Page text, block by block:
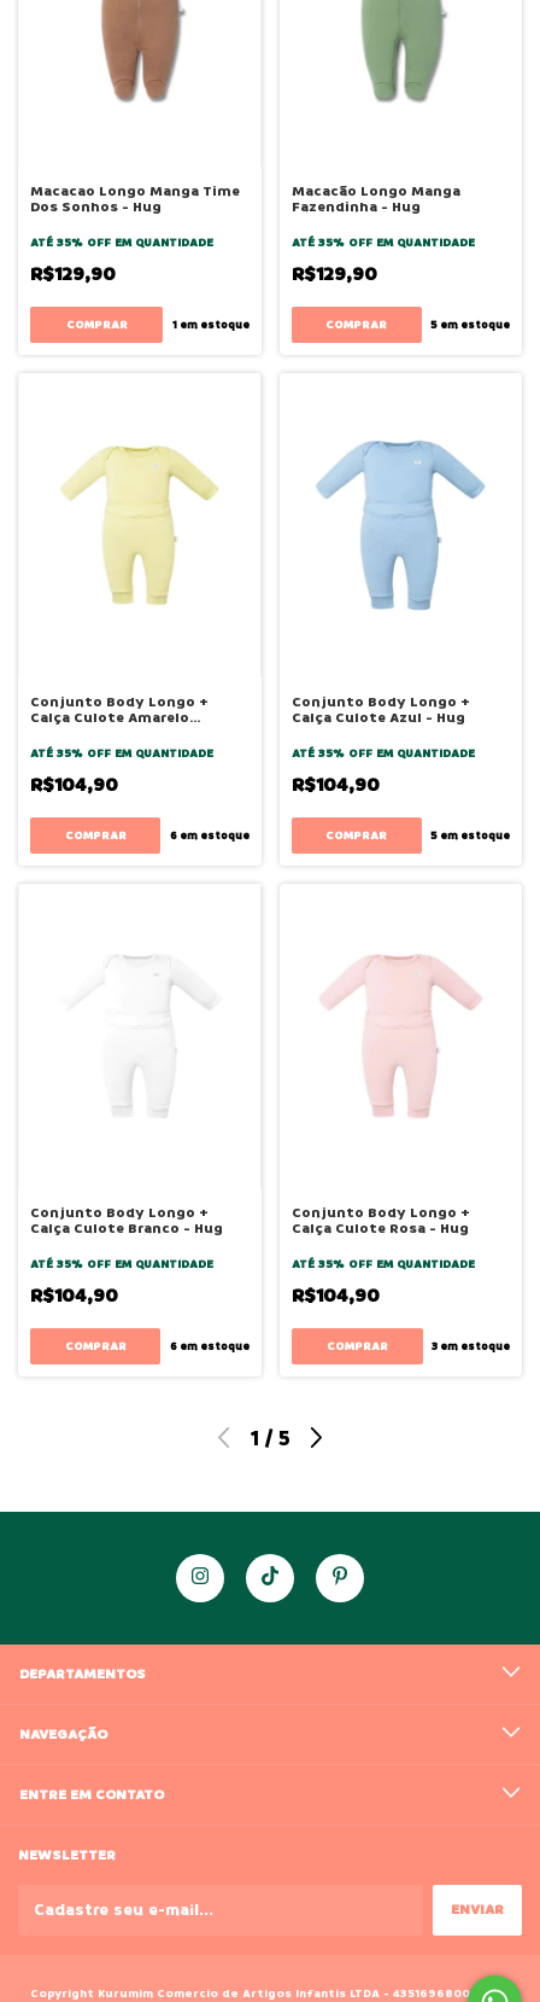
Macacao Longo Manga Time
Dos Sonhos - Hug
ATÉ 35% OFF EM QUANTIDADE
R$129,90
COMPRAR 1em estoque
Macacão Longo Manga
Fazendinha - Hug
ATÉ 35% OFF EM QUANTIDADE
R$129,90
COMPRAR 5 em estoque
Conjunto Body Longo +
Calça Culote Amarelo
ATÉ 35% OFF EM QUANTIDADE
R$104,90
COMPRAR 6em estoque
Conjunto Body Longo +
Calça Culote Azul - Hug
ATÉ 35% OFF EM QUANTIDADE
R$104,90
COMPRAR 5 em estoque
Conjunto Body Longo +
Calça Culote Branco - Hug
ATÉ 35% OFF EM QUANTIDADE
R$104,90
COMPRAR 6em estoque
Conjunto Body Longo +
Calça Culote Rosa - Hug
ATÉ 35% OFF EM QUANTIDADE
R$104,90
COMPRAR 3 em estoque
1 / 5
DEPARTAMENTOS
NAVEGAÇÃO
ENTRE EM CONTATO
NEWSLETTER
Copyright Kurumim Comercio de Artigos Infantis LTDA - 43516968000188 -